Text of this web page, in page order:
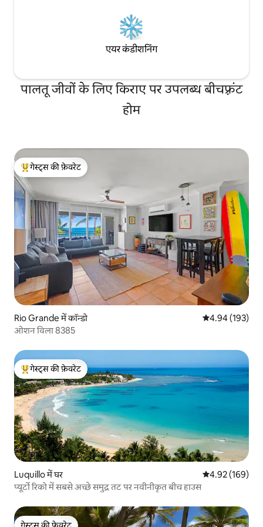
एयर कंडीशनिंग
पालतू जीवों के लिए किराए पर उपलब्ध बीचफ़्रंट
होम
गेस्ट्स का टॉप फ़ेवरेट
गेस्ट्स की फ़ेवरेट
Rio Grande में कॉन्डो औसत रेटिंग 5 में से
4.94 (193)
ओशन विला 8385
गेस्ट्स का टॉप फ़ेवरेट
गेस्ट्स की फ़ेवरेट
Luquillo में घर औसत रेटिंग 5 में से
4.92 (169)
प्यूर्टो रिको में सबसे अच्छे समुद्र तट पर नवीनीकृत बीच हाउस